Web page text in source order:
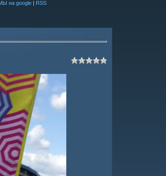
на google| RSS